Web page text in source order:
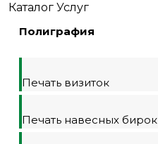
Каталог Услуг
Полиграфия
Печать визиток
Печать навесных бирок